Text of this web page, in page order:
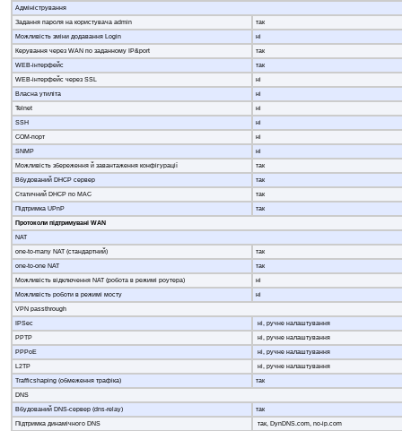
Адміністрування
Задання пароля на користувача admin
так
Можливість зміни додавання Login
ні
Керування через WAN по заданному IP&port
так
WEB-інтерфейс
так
WEB-інтерфейс через SSL
ні
Власна утиліта
ні
Telnet
ні
SSH
ні
COM-порт
ні
SNMP
ні
Можливість збереження й завантаження конфігурації
так
Вбудований DHCP сервер
так
Статичний DHCP по MAC
так
Підтримка UPnP
так
Протоколи підтримувані WAN
NAT
one-to-many NAT (стандартний)
так
one-to-one NAT
так
Можливість відключення NAT (робота в режимі роутера)
ні
Можливість роботи в режимі мосту
ні
VPN passthrough
IPSec
ні, ручне налаштування
PPTP
ні, ручне налаштування
PPPoE
ні, ручне налаштування
L2TP
ні, ручне налаштування
Trafficshaping (обмеження трафіка)
так
DNS
Вбудований DNS-сервер (dns-relay)
так
Підтримка динамічного DNS
так, DynDNS.com, no-ip.com